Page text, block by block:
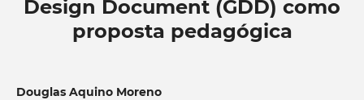
Design Document (GDD) como
proposta pedagógica
Douglas Aquino Moreno